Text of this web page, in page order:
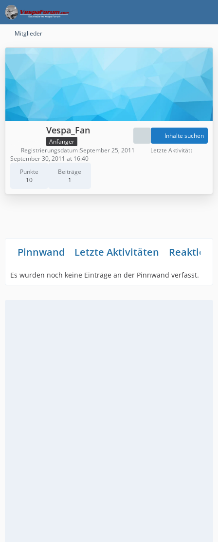
Mitglieder
Vespa_Fan
Anfänger
Punkte
10
Beiträge
1
Inhalte suchen
Registrierungsdatum September 25, 2011
Letzte Aktivität
September 30, 2011 at 16:40
Pinnwand Letzte Aktivitäten
Es wurden noch keine Einträge an der Pinnwand verfasst.